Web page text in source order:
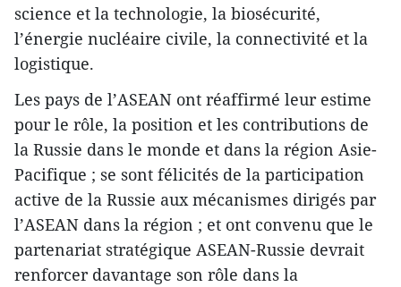
science et la technologie, la biosécurité,
l’énergie nucléaire civile, la connectivité et la
logistique.
Les pays de l’ASEAN ont réaffirmé leur estime
pour le rôle, la position et les contributions de
la Russie dans le monde et dans la région Asie-
Pacifique ; se sont félicités de la participation
active de la Russie aux mécanismes dirigés par
l’ASEAN dans la région ; et ont convenu que le
partenariat stratégique ASEAN-Russie devrait
renforcer davantage son rôle dans la